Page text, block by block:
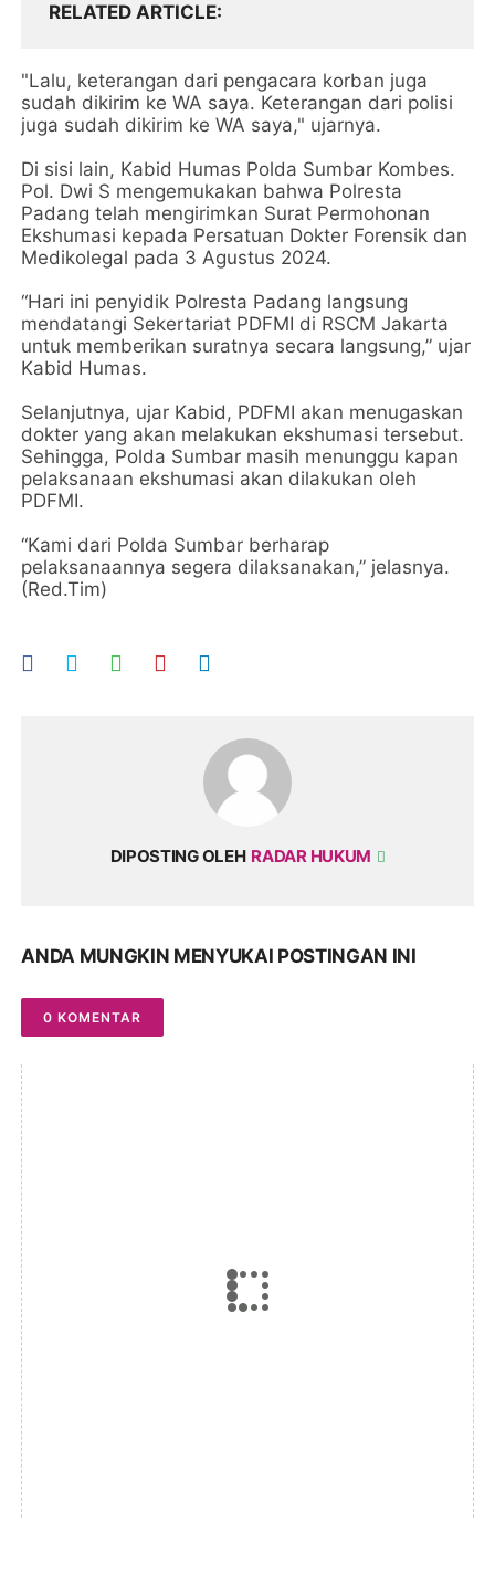
RELATED ARTICLE
"Lalu, keterangan dari pengacara korban juga
sudah dikirim ke WA saya. Keterangan dari polisi
juga sudah dikirim ke WA saya," ujarnya.
Di sisi lain, Kabid Humas Polda Sumbar Kombes.
Pol. Dwi S mengemukakan bahwa Polresta
Padang telah mengirimkan Surat Permohonan
Ekshumasi kepada Persatuan Dokter Forensik dan
Medikolegal pada 3 Agustus 2024.
“Hari ini penyidik Polresta Padang langsung
mendatangi Sekertariat PDFMI di RSCM Jakarta
untuk memberikan suratnya secara langsung,” ujar
Kabid Humas.
Selanjutnya, ujar Kabid, PDFMI akan menugaskan
dokter yang akan melakukan ekshumasi tersebut.
Sehingga, Polda Sumbar masih menunggu kapan
pelaksanaan ekshumasi akan dilakukan oleh
PDFMI.
“Kami dari Polda Sumbar berharap
pelaksanaannya segera dilaksanakan,” jelasnya.
(Red.Tim)
DIPOSTING OLEH RADAR HUKUM
ANDA MUNGKIN MENYUKAI POSTINGAN INI
0 KOMENTAR